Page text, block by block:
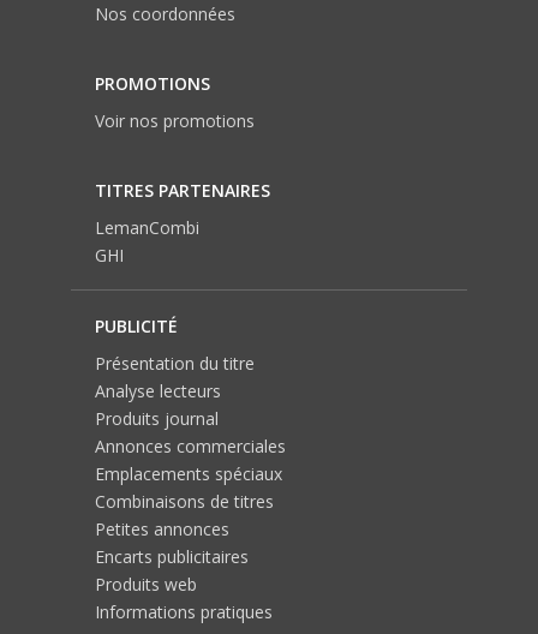
Nos coordonnées
PROMOTIONS
Voir nos promotions
TITRES PARTENAIRES
LemanCombi
GHI
PUBLICITÉ
Présentation du titre
Analyse lecteurs
Produits journal
Annonces commerciales
Emplacements spéciaux
Combinaisons de titres
Petites annonces
Encarts publicitaires
Produits web
Informations pratiques